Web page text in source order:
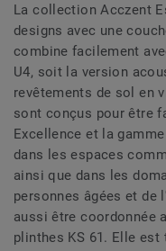
La collection Acczent
designs avec une
combine facilement
U4, soit la version
revêtements de sol en
sont conçus pour être
Excellence et la
dans les espaces
ainsi que dans les
personnes âgées et de
aussi être coordonnée
plinthes KS 61. Elle